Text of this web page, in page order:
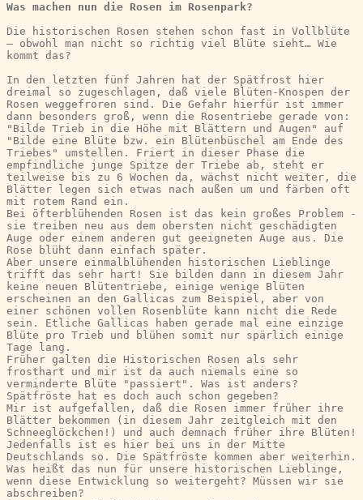
Was machen nun die Rosen im Rosenpark?
Die historischen Rosen stehen schon fast in Vollblüte
– obwohl man nicht so richtig viel Blüte sieht… Wie
kommt das?
In den letzten fünf Jahren hat der Spätfrost hier
dreimal so zugeschlagen, daß viele Blüten-Knospen der
Rosen weggefroren sind. Die Gefahr hierfür ist immer
dann besonders groß, wenn die Rosentriebe gerade von:
"Bilde Trieb in die Höhe mit Blättern und Augen" auf
"Bilde eine Blüte bzw. ein Blütenbüschel am Ende des
Triebes" umstellen. Friert in dieser Phase die
empfindliche junge Spitze der Triebe ab, steht er
teilweise bis zu 6 Wochen da, wächst nicht weiter, die
Blätter legen sich etwas nach außen um und färben oft
mit rotem Rand ein.
Bei öfterblühenden Rosen ist das kein großes Problem -
sie treiben neu aus dem obersten nicht geschädigten
Auge oder einem anderen gut geeigneten Auge aus. Die
Rose blüht dann einfach später.
Aber unsere einmalblühenden historischen Lieblinge
trifft das sehr hart! Sie bilden dann in diesem Jahr
keine neuen Blütentriebe, einige wenige Blüten
erscheinen an den Gallicas zum Beispiel, aber von
einer schönen vollen Rosenblüte kann nicht die Rede
sein. Etliche Gallicas haben gerade mal eine einzige
Blüte pro Trieb und blühen somit nur spärlich einige
Tage lang.
Früher galten die Historischen Rosen als sehr
frosthart und mir ist da auch niemals eine so
verminderte Blüte "passiert". Was ist anders?
Spätfröste hat es doch auch schon gegeben?
Mir ist aufgefallen, daß die Rosen immer früher ihre
Blätter bekommen (in diesem Jahr zeitgleich mit den
Schneeglöckchen!) und auch demnach früher ihre Blüten!
Jedenfalls ist es hier bei uns in der Mitte
Deutschlands so. Die Spätfröste kommen aber weiterhin.
Was heißt das nun für unsere historischen Lieblinge,
wenn diese Entwicklung so weitergeht? Müssen wir sie
abschreiben?